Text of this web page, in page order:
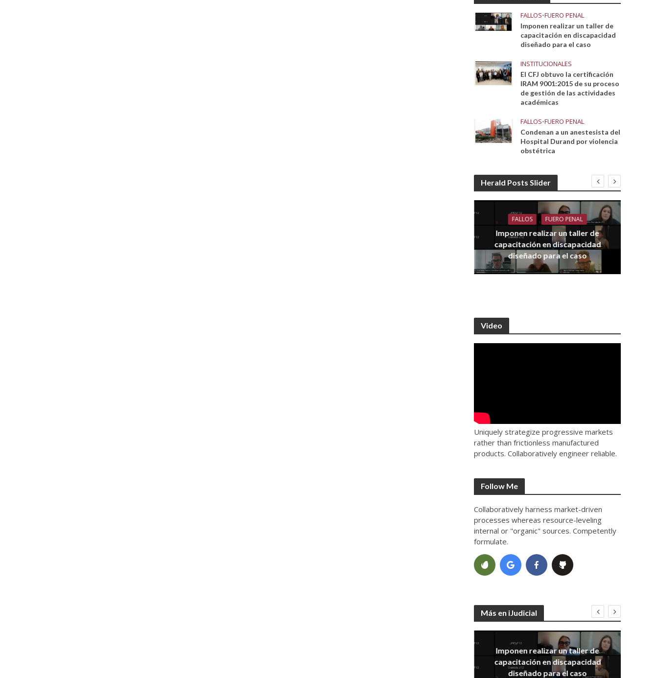
FALLOS•FUERO PENAL
Imponen realizar un taller de
capacitación en discapacidad
diseñado para el caso
INSTITUCIONALES
El CFJ obtuvo la certificación
IRAM 9001:2015 de su proceso
de gestión de las actividades
académicas
FALLOS•FUERO PENAL
Condenan a un anestesista del
Hospital Durand por violencia
obstétrica
Herald Posts Slider
FALLOS FUERO PENAL
Imponen realizar un taller de
capacitación en discapacidad
diseñado para el caso
Video
Uniquely strategize progressive markets
rather than frictionless manufactured
products. Collaboratively engineer reliable.
Follow Me
Collaboratively harness market-driven
processes whereas resource-leveling
internal or "organic" sources. Competently
formulate.
Más en iJudicial
Imponen realizar un taller de
capacitación en discapacidad
diseñado para el caso